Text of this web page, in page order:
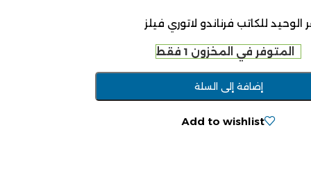
للكاتب فرناندو لاتوري فيلز
المتوفر في المخزون 1 فقط
إضافة إلى السلة
Add to wishlist